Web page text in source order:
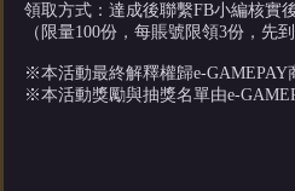
領取方式：達成後聯繫FB小編核實
（限量100份，每賬號限領3份，先到
※本活動最終解釋權歸e-GAMEPAY
※本活動獎勵與抽獎名單由e-